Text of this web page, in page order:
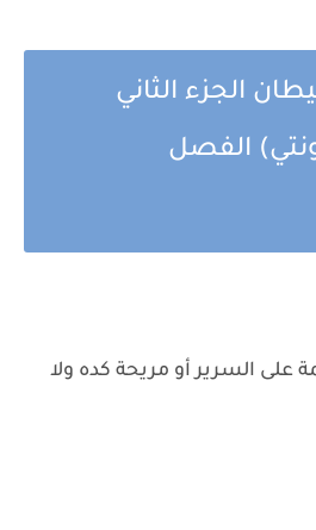
الجزء الثاني
الفصل
على السرير أو مريحة كده ولا